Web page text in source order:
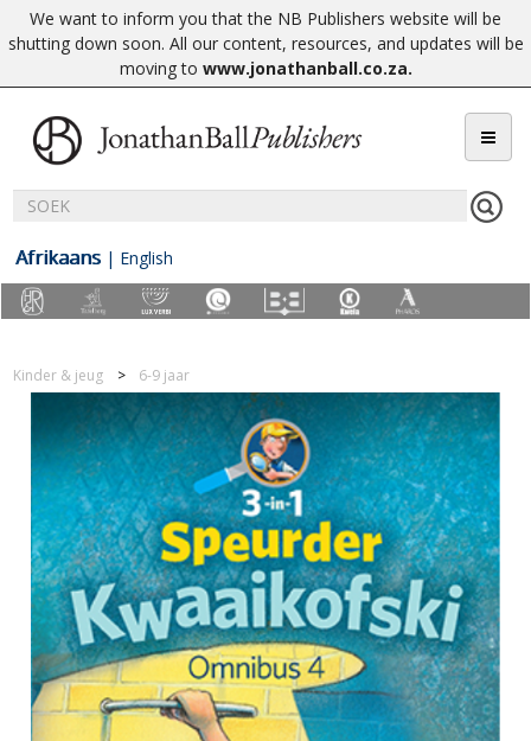
We want to inform you that the NB Publishers website will be
shutting down soon. All our content, resources, and updates will be
moving to www.jonathanball.co.za.
Afrikaans | English
Kinder & jeug 6-9 jaar